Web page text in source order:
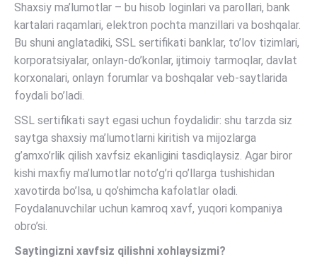
Shaxsiy ma’lumotlar – bu hisob loginlari va parollari, bank
kartalari raqamlari, elektron pochta manzillari va boshqalar.
Bu shuni anglatadiki, SSL sertifikati banklar, to’lov tizimlari,
korporatsiyalar, onlayn-do’konlar, ijtimoiy tarmoqlar, davlat
korxonalari, onlayn forumlar va boshqalar veb-saytlarida
foydali bo’ladi.
SSL sertifikati sayt egasi uchun foydalidir: shu tarzda siz
saytga shaxsiy ma’lumotlarni kiritish va mijozlarga
g’amxo’rlik qilish xavfsiz ekanligini tasdiqlaysiz. Agar biror
kishi maxfiy ma’lumotlar noto’g’ri qo’llarga tushishidan
xavotirda bo’lsa, u qo’shimcha kafolatlar oladi.
Foydalanuvchilar uchun kamroq xavf, yuqori kompaniya
obro’si.
Saytingizni xavfsiz qilishni xohlaysizmi?